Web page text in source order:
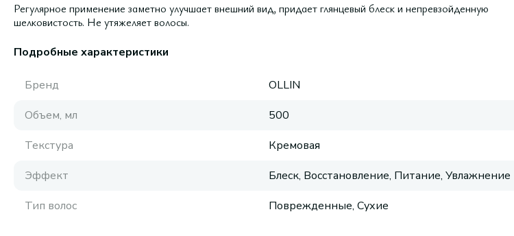
Регулярное применение заметно улучшает внешний вид, придает глянцевый блеск и непревзойденную
шелковистость. Не утяжеляет волосы.
Подробные характеристики
Бренд
OLLIN
Объем, мл
500
Текстура
Кремовая
Эффект
Блеск, Восстановление, Питание, Увлажнение
Тип волос
Поврежденные, Сухие